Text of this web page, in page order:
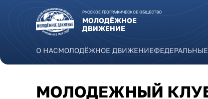
РУССКОЕ ГЕОГРАФИЧЕСКОЕ ОБЩЕСТВО
МОЛОДЁЖНОЕ
ДВИЖЕНИЕ
О НАСМОЛОДЁЖНОЕ ДВИЖЕНИЕ
МОЛОДЕЖНЫЙ